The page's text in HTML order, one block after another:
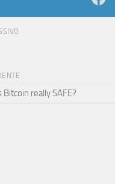
really SAFE?